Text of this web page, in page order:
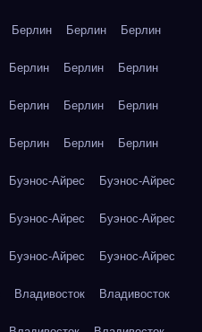
Берлин Берлин Берлин
Берлин Берлин Берлин
Берлин Берлин Берлин
Берлин Берлин Берлин
Буэнос-Айрес Буэнос-Айрес
Буэнос-Айрес Буэнос-Айрес
Буэнос-Айрес Буэнос-Айрес
Владивосток Владивосток